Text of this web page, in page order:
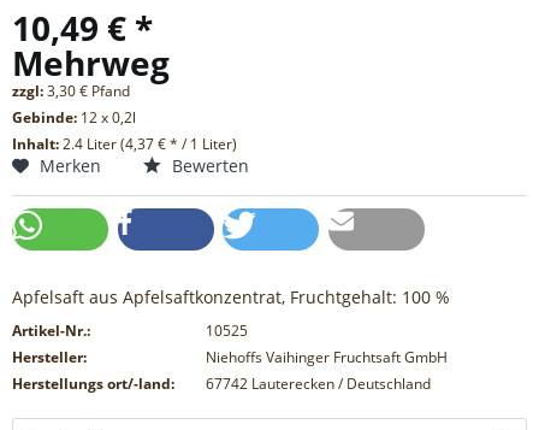
10,49 € *
Mehrweg
zzgl:3,30 € Pfand
Gebinde: 12 x 0,2l
Inhalt:2.4 Liter (4,37 € * / 1 Liter)
Merken Bewerten
Apfelsaft aus Apfelsaftkonzentrat, Fruchtgehalt: 100 %
Artikel-Nr.:
10525
Hersteller:
Niehoffs Vaihinger Fruchtsaft GmbH
Herstellungs ort/-land:
67742 Lauterecken / Deutschland